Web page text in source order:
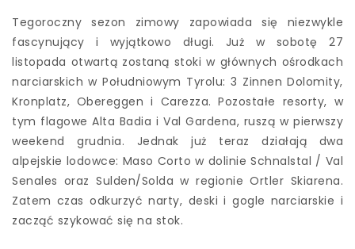
Tegoroczny sezon zimowy zapowiada się niezwykle
fascynujący i wyjątkowo długi. Już w sobotę 27
listopada otwartą zostaną stoki w głównych ośrodkach
narciarskich w Południowym Tyrolu: 3 Zinnen Dolomity,
Kronplatz, Obereggen i Carezza. Pozostałe resorty, w
tym flagowe Alta Badia i Val Gardena, ruszą w pierwszy
weekend grudnia. Jednak już teraz działają dwa
alpejskie lodowce: Maso Corto w dolinie Schnalstal / Val
Senales oraz Sulden/Solda w regionie Ortler Skiarena.
Zatem czas odkurzyć narty, deski i gogle narciarskie i
zacząć szykować się na stok.